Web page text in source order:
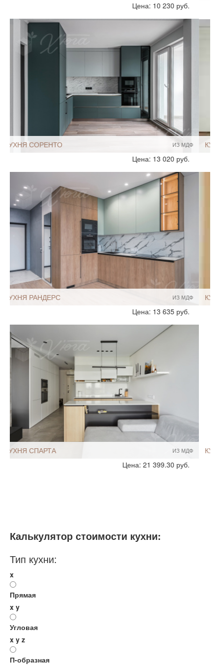
Мебель - тип:
С островом
Цена: 21 280 руб.
ШПОН
КУХНЯ ЛИОНЕ
С островом
ИЗ ЛДСП
КУХНЯ КАССИНО
Цена: 17 792 руб.
ИЗ ЛДСП
КУХНЯ ЛАКФИОЛЬ
Цена: 17 632 руб.
Калькулятор стоимости кухни:
Тип кухни:
x
Прямая
x y
Угловая
x y z
П-образная